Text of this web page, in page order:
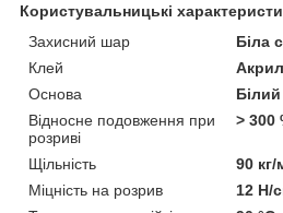
Користувальницькі
Захисний шар
Біла
Клей
Основа
Відносне подовження при
розриві
> 300
Щільність
90 кг/
Міцність на розрив
12 Н/